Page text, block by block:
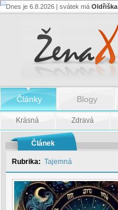
Středa
Dnes je 6.8.2026 | svátek má Oldřiška
Články Blogy
Krásná Zdravá
Článek
Rubrika: Tajemná